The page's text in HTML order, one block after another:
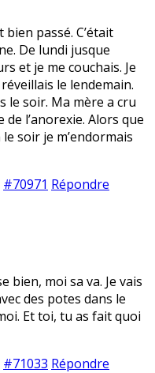
bien passé. C’était
De lundi jusque
et je me couchais. Je
le lendemain.
le soir. Ma mère a cru
l’anorexie. Alors que
soir je m’endormais
#70971 Répondre
bien, moi sa va. Je vais
des potes dans le
Et toi, tu as fait quoi
#71033 Répondre